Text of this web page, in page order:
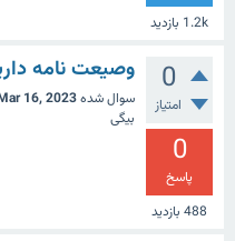
1.2k بازدید
0
امتیاز
0
پاسخ
488 بازدید
وصیعت نامه
سوال شده16, 2023
بیگی